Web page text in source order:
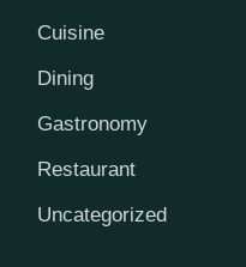
Cuisine
Dining
Gastronomy
Restaurant
Uncategorized